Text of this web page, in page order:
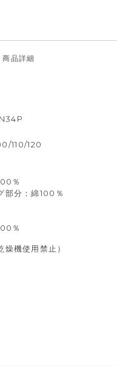
商品詳細
110/120
％
部分：綿100％
％
燥機使用禁止）